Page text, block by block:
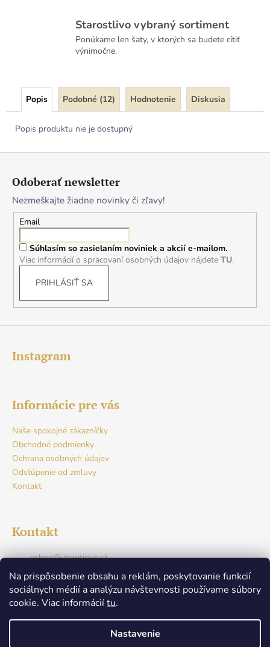
Na prispôsobenie obsahu a reklám, poskytovanie funkcií
sociálnych médií a analýzu návštevnosti používame súbory
cookie. Viac informáciítu.
Nastavenie
Nenašli ste svoju veľkosť? Žiadny problém! Napíšte nám,
Starostlivo vybraný sortiment
Ponúkame len šaty, v ktorých sa budete cítiť
výnimočne.
Popis Podobné (12) Hodnotenie Diskusia
Popis produktu nie je dostupný
Odoberať newsletter
Nezmeškajte žiadne novinky či zľavy!
Email
Súhlasím so zasielaním noviniek a akcií e-mailom.
Viac informácií o spracovaní osobných údajov nájdete TU.
PRIHLÁSIŤ SA
Instagram
Informácie pre vás
Naše spokojné zákazníčky
Obchodné podmienky
Ochrana osobných údajov
Odstúpenie od zmluvy
Kontakt
Kontakt
eshop@vboutique.sk
+421917765941
Facebook
v.boutique.dunajskastreda